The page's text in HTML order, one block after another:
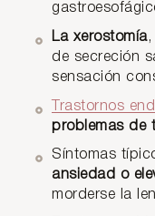
La xerostomía,
de secreción
sensación
Trastornos
problemas de
Síntomas
ansiedad o
morderse la